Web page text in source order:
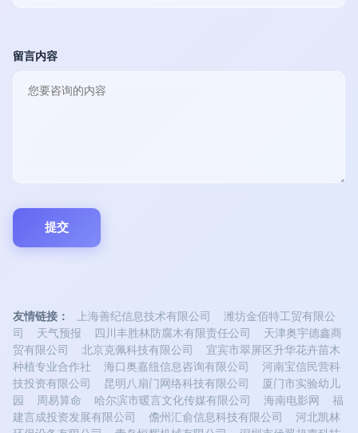
留言内容
友情链接： 上海善纪信息技术有限公司
潍坊金佰特工贸有限公
司
天气预报 四川丰胜林防腐木有限责任公司
天津奥宇德鑫商
贸有限公司
北京克佩科技有限公司
宜宾市翠屏区升华花卉苗木
种植专业合作社
海口奥嘉纽信息咨询有限公司
河南宝信民营科
技投资有限公司
昆明八扇门网络科技有限公司
厦门市实验幼儿
园
周易算命 哈尔滨市暖言文化传媒有限公司 海南电影网
福
建言成投资发展有限公司
儋州汇俞信息科技有限公司
河北凯林